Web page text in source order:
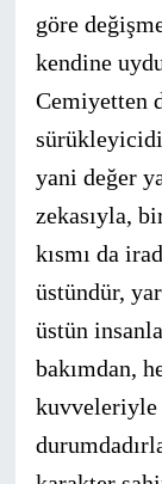
göre
kendine
Cemiyetten
yani değer
zekasıyla,
kısmı da
üstündür,
üstün
bakımdan,
kuvveleriyle